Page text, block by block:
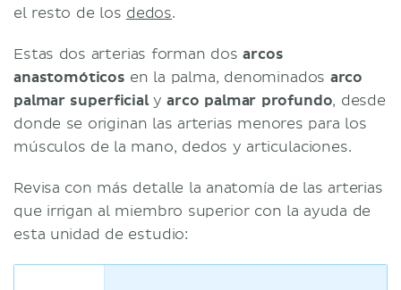
el resto de los dedos.
Estas dos arterias forman dosarcos
anastomóticos en la palma, denominados arco
palmar superficialyarco palmar profundo, desde
donde se originan las arterias menores para los
músculos de la mano, dedos y articulaciones.
Revisa con más detalle la anatomía de las arterias
que irrigan al miembro superior con la ayuda de
esta unidad de estudio: